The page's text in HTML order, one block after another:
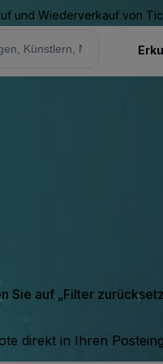
und Wiederverkauf von
Sie auf „Filter
direkt in Ihren